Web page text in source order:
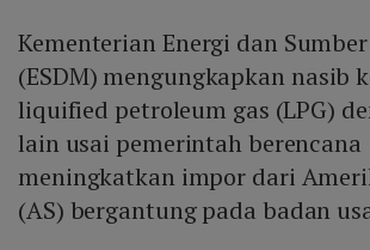
Kementerian Energi dan
(ESDM) mengungkapkan nasib
liquified petroleum gas (LPG)
lain usai pemerintah berencana
meningkatkan impor dari
(AS) bergantung pada badan